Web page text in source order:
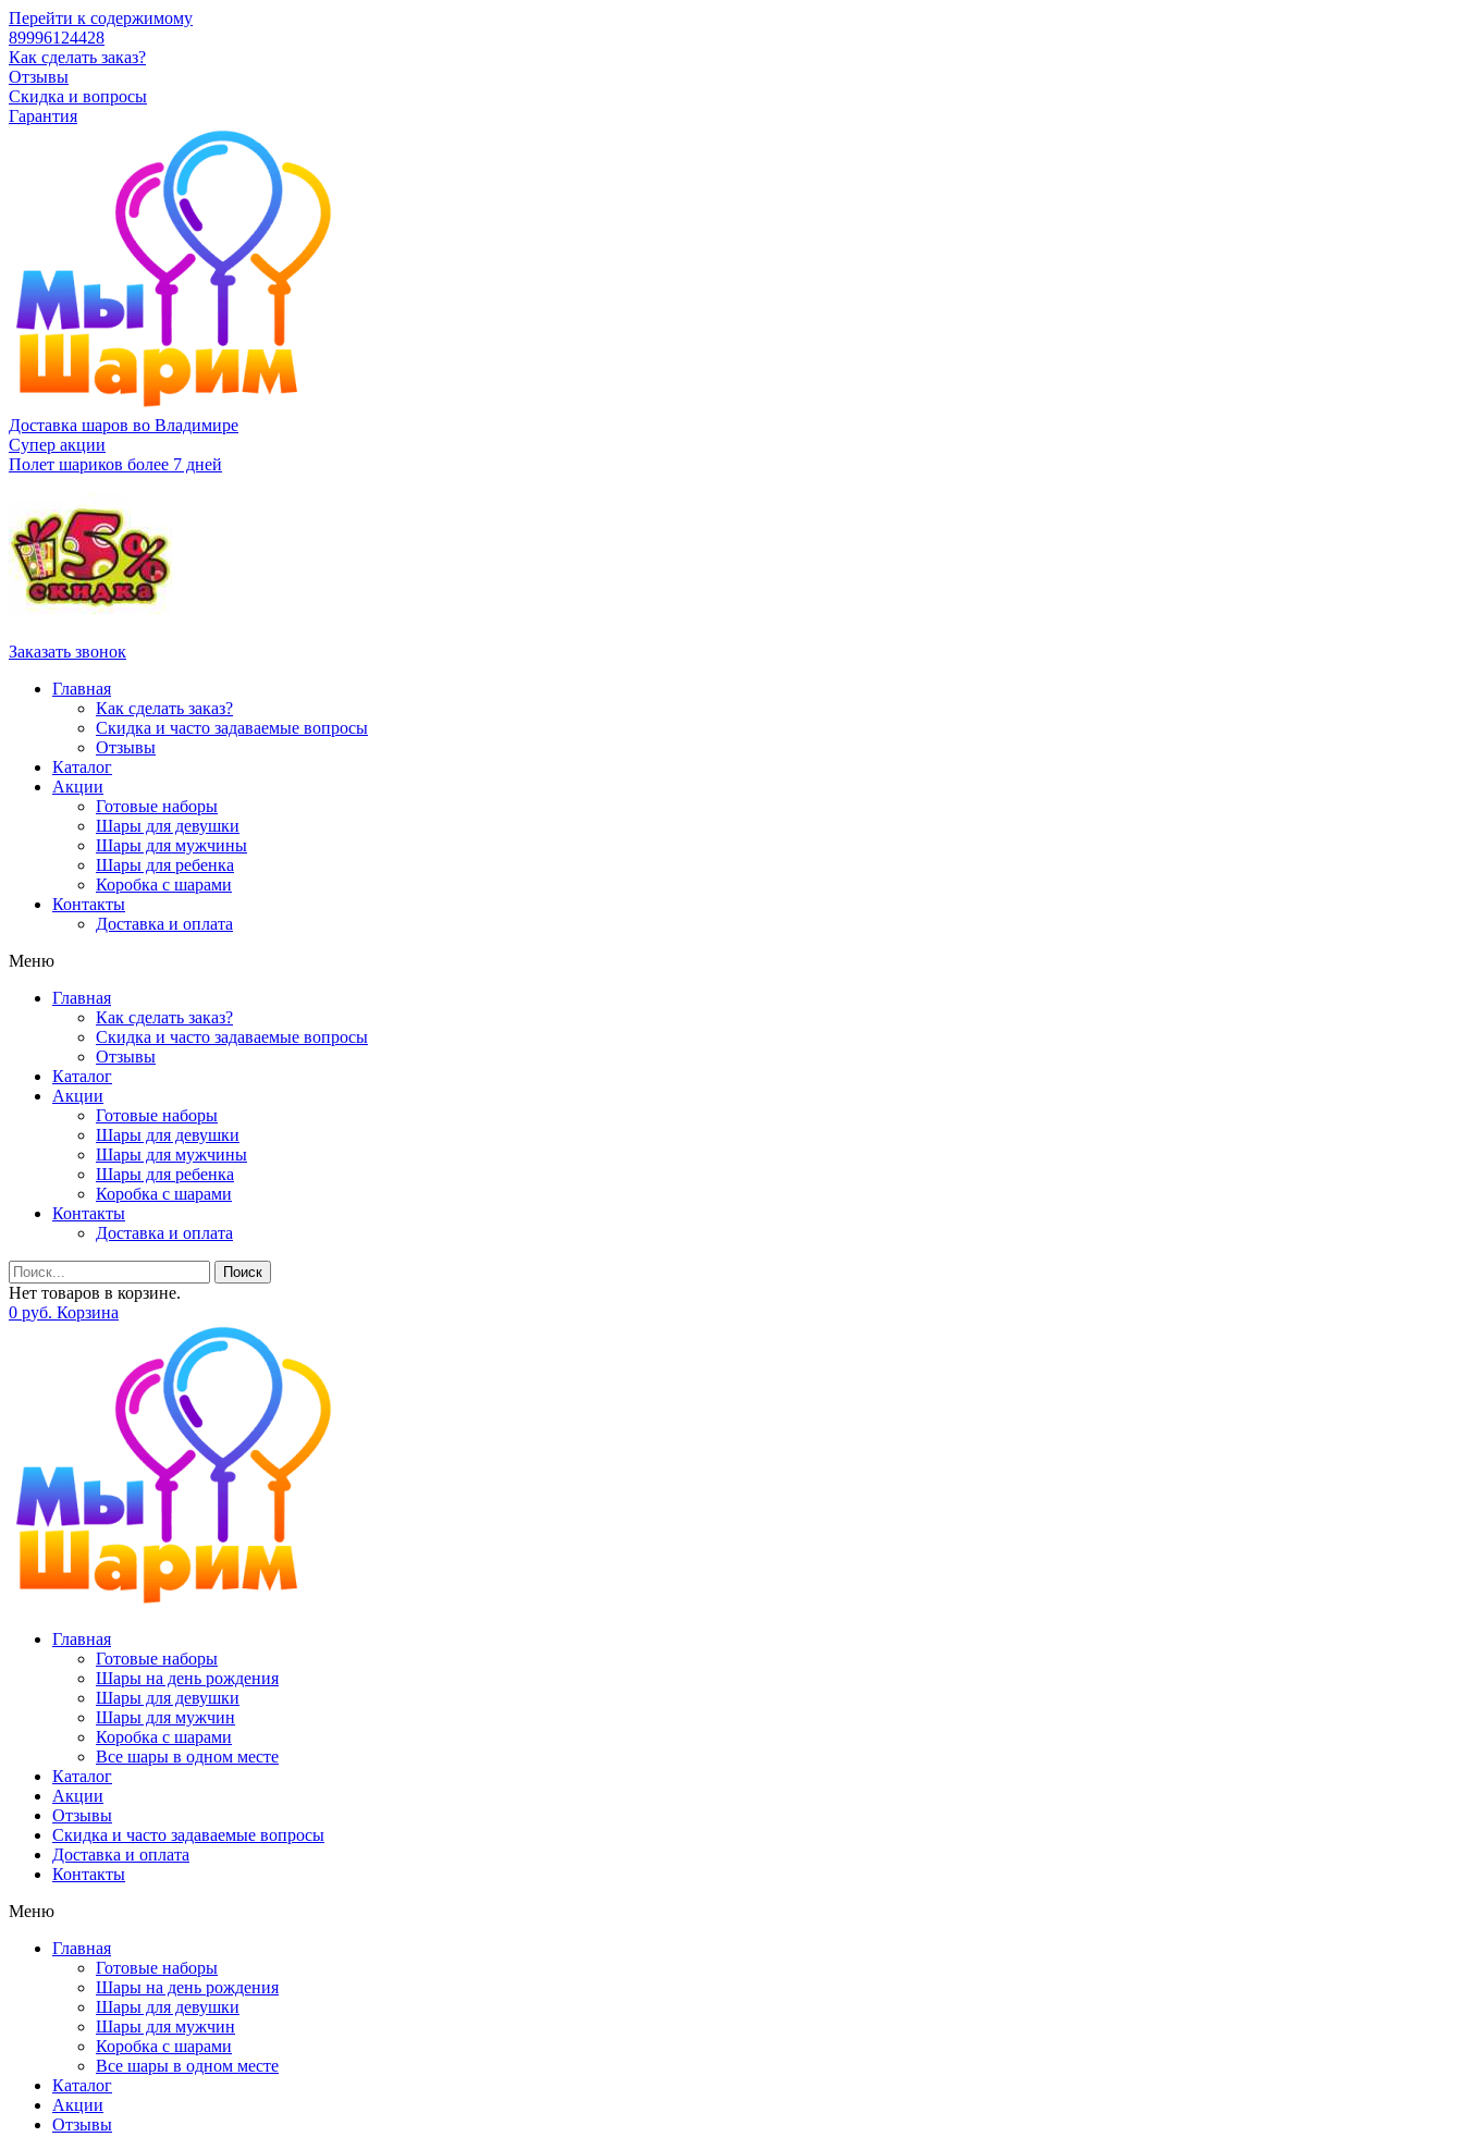
Перейти к содержимому
89996124428
Как сделать заказ?
Отзывы
Скидка и вопросы
Гарантия
Доставка шаров во Владимире
Супер акции
Полет шариков более 7 дней
Заказать звонок
Главная
Как сделать заказ?
Скидка и часто задаваемые вопросы
Отзывы
Каталог
Акции
Готовые наборы
Шары для девушки
Шары для мужчины
Шары для ребенка
Коробка с шарами
Контакты
Доставка и оплата
Меню
Главная
Как сделать заказ?
Скидка и часто задаваемые вопросы
Отзывы
Каталог
Акции
Готовые наборы
Шары для девушки
Шары для мужчины
Шары для ребенка
Коробка с шарами
Контакты
Доставка и оплата
Поиск
Нет товаров в корзине.
0 руб. Корзина
Главная
Готовые наборы
Шары на день рождения
Шары для девушки
Шары для мужчин
Коробка с шарами
Все шары в одном месте
Каталог
Акции
Отзывы
Скидка и часто задаваемые вопросы
Доставка и оплата
Контакты
Меню
Главная
Готовые наборы
Шары на день рождения
Шары для девушки
Шары для мужчин
Коробка с шарами
Все шары в одном месте
Каталог
Акции
Отзывы